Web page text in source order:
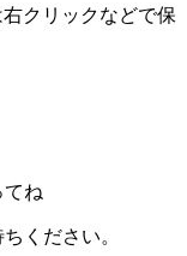
クリックなどで保
ください。